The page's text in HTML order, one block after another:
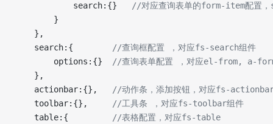
            search:{}
//对应查询表单的form-item配
        }
    },
    search:{
//查询框配置 ，对应fs-search组件
        options:{}
//查询表单配置 ，对应el-from, a-
    },
    actionbar:{},
//动作条，添加按钮，对应fs-
    toolbar:{},
//工具条 ，对应fs-toolbar组件
    table:{
//表格配置，对应fs-table